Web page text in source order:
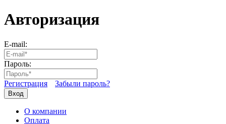
Авторизация
E-mail:
Пароль:
Регистрация Забыли пароль?
Вход
О компании
Оплата